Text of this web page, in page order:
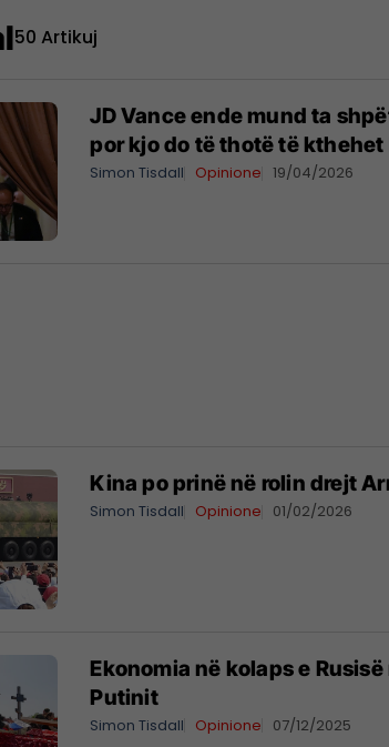
50 Artikuj
JD Vance ende mund ta
por kjo do të thotë të
Simon Tisdall Opinione 19/04/2026
Kina po prinë në rolin drejt
Simon Tisdall Opinione 01/02/2026
Ekonomia në kolaps e
Putinit
Simon Tisdall Opinione 07/12/2025